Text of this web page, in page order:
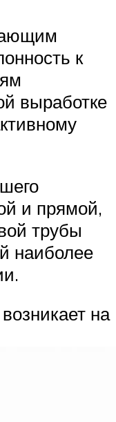
к
выработке
и прямой,
трубы
наиболее
на